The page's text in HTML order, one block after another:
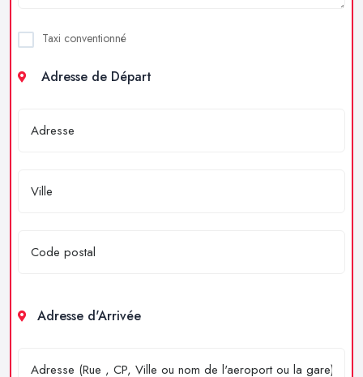
Taxi conventionné
Adresse de Départ
Adresse d'Arrivée